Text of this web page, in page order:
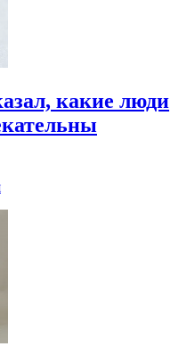
какие люди